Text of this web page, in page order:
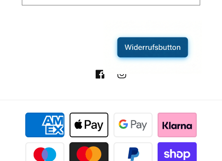
FacebookInstagram
Zahlungsmethoden